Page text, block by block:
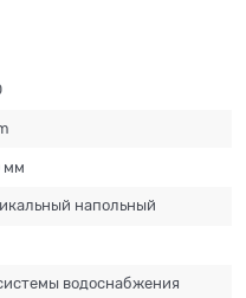
мм
напольный
водоснабжения